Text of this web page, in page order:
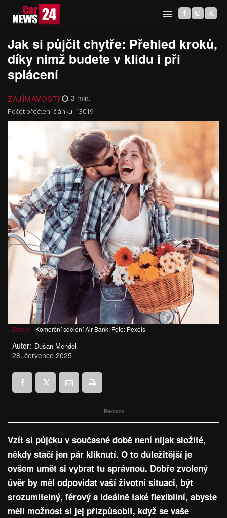
Jak si půjčit chytře: Přehled kroků,
díky nimž budete v klidu i při
splácení
ZAJÍMAVOSTI 3 min.
Počet přečtení článku: 13019
Zdroje: Komerční sdělení Air Bank, Foto: Pexels
Autor: Dušan Mendel
28. července 2025
Reklama
Vzít si půjčku v současné době není nijak složité,
někdy stačí jen pár kliknutí. O to důležitější je
ovšem umět si vybrat tu správnou. Dobře zvolený
úvěr by měl odpovídat vaší životní situaci, být
srozumitelný, férový a ideálně také flexibilní, abyste
měli možnost si jej přizpůsobit, když se vaše